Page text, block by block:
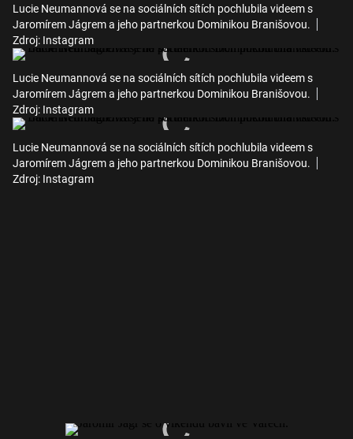
Lucie Neumannová se na sociálních sítích pochlubila videem s
Jaromírem Jágrem a jeho partnerkou Dominikou Branišovou.
Zdroj: Instagram
Lucie Neumannová se na sociálních sítích pochlubila videem s
Jaromírem Jágrem a jeho partnerkou Dominikou Branišovou.
Zdroj: Instagram
Lucie Neumannová se na sociálních sítích pochlubila videem s
Jaromírem Jágrem a jeho partnerkou Dominikou Branišovou.
Zdroj: Instagram